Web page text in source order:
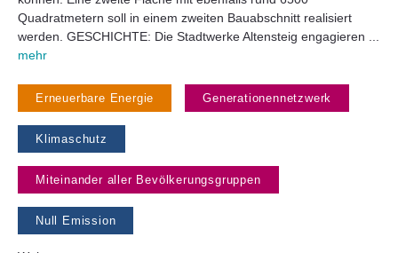
Quadratmetern soll in einem zweiten Bauabschnitt realisiert
werden. GESCHICHTE: Die Stadtwerke Altensteig engagieren ...
mehr
Erneuerbare Energie Generationennetzwerk
Klimaschutz
Miteinander aller Bevölkerungsgruppen
Null Emission